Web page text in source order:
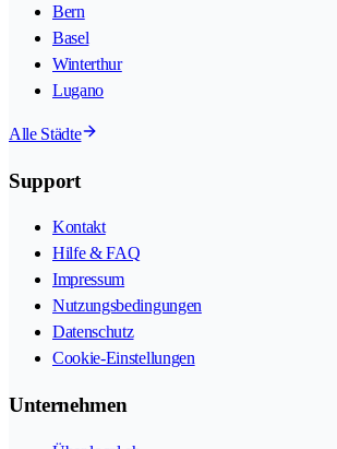
Bern
Basel
Winterthur
Lugano
Alle Städte
Support
Kontakt
Hilfe & FAQ
Impressum
Nutzungsbedingungen
Datenschutz
Cookie-Einstellungen
Unternehmen